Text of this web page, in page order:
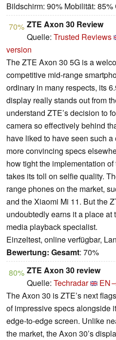
Bildschirm: 90% Mobilität:
70% ZTE Axon 30 Review
Quelle: Trusted Reviews
version
The ZTE Axon 30 5G is a
competitive mid-range
ordinary in many respects, its
display really stands out from
understand ZTE’s decision to
camera so effectively behind
have liked to have seen such
more convincing specs
how tight the implementation
takes its toll on selfie quality.
range phones on the market,
and the Xiaomi Mi 11. But the
undoubtedly earns it a place
media playback specialist.
Einzeltest, online verfügbar,
Bewertung: Gesamt: 70%
80% ZTE Axon 30 review
Quelle: Techradar
The Axon 30 is ZTE’s next
of impressive specs alongside
edge-to-edge screen. Unlike
the market, the Axon 30’s